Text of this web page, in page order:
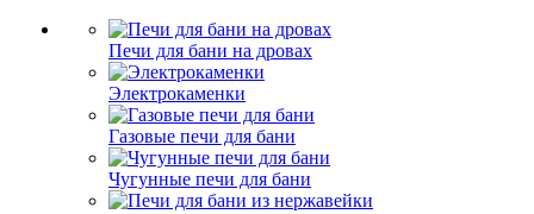
Печи для бани на дровах
Электрокаменки
Газовые печи для бани
Чугунные печи для бани